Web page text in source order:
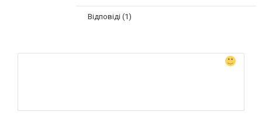
Відповіді (1)